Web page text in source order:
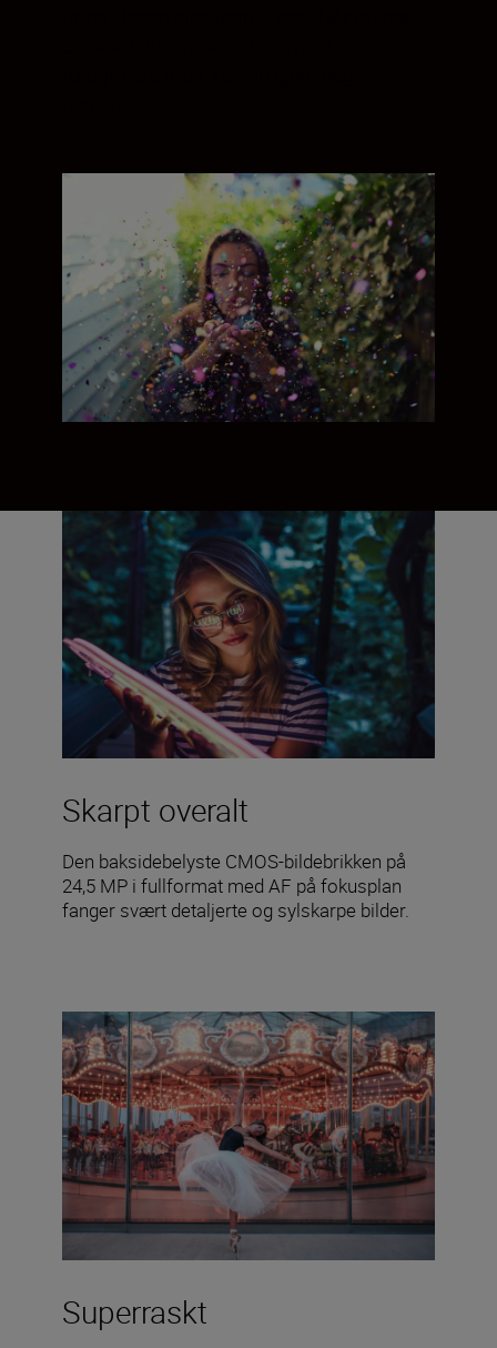
Skarpt overalt
Den baksidebelyste CMOS-bildebrikken på
24,5 MP i fullformat med AF på fokusplan
fanger svært detaljerte og sylskarpe bilder.
Superraskt